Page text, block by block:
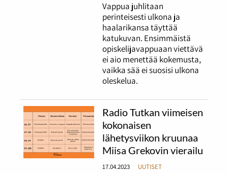
Vappua juhlitaan
perinteisesti ulkona ja
haalarikansa täyttää
katukuvan. Ensimmäistä
opiskelijavappuaan viettävä
ei aio menettää kokemusta,
vaikka sää ei suosisi ulkona
oleskelua.
Radio Tutkan viimeisen
kokonaisen
lähetysviikon kruunaa
Miisa Grekovin vierailu
17.04.2023 UUTISET